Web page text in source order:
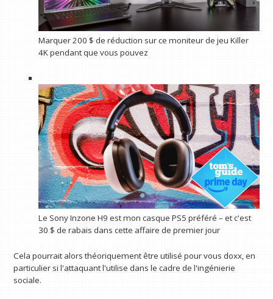
Marquer 200 $ de réduction sur ce moniteur de jeu Killer
4K pendant que vous pouvez
Le Sony Inzone H9 est mon casque PS5 préféré – et c'est
30 $ de rabais dans cette affaire de premier jour
Cela pourrait alors théoriquement être utilisé pour vous doxx, en
particulier si l'attaquant l'utilise dans le cadre de l'ingénierie
sociale.